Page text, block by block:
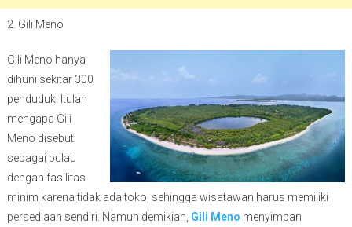
2. Gili Meno
Gili Meno hanya
dihuni sekitar 300
penduduk. Itulah
mengapa Gili
Meno disebut
sebagai pulau
dengan fasilitas
minim karena tidak ada toko, sehingga wisatawan harus memiliki
persediaan sendiri. Namun demikian, Gili Meno menyimpan